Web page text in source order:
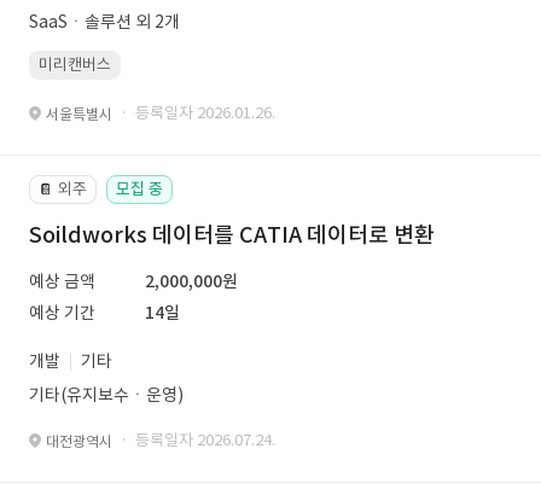
SaaSㆍ솔루션 외 2개
미리캔버스
서울특별시 · 등록일자 2026.01.26.
📔 외주 모집 중
Soildworks 데이터를 CATIA 데이터로 변환
예상 금액
2,000,000원
예상 기간
14일
개발
기타
기타(유지보수ㆍ운영)
대전광역시 · 등록일자 2026.07.24.